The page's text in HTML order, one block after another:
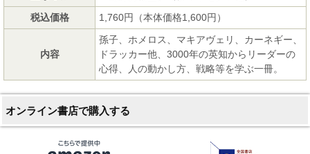
税込価格
1,760円（本体価格1,600円）
内容
孫子、ホメロス、マキアヴェリ、カーネギー、
ドラッカー他、3000年の英知からリーダーの
心得、人の動かし方、戦略等を学ぶ一冊。
オンライン書店で購入する